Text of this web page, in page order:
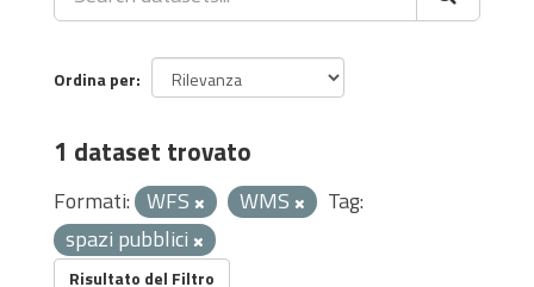
Ordina per
1 dataset trovato
Formati: WFS WMS
Tag:
spazi pubblici
Risultato del Filtro